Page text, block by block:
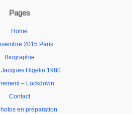
Pages
Home
2015 Paris
Biographie
Jacques Higelin 1980
– Lockdown
Contact
en préparation